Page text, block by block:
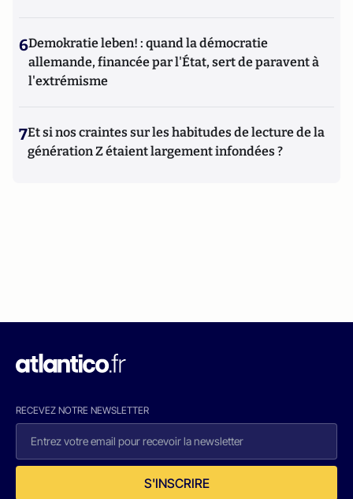
6Demokratie leben! : quand la démocratie
allemande, financée par l'État, sert de paravent à
l'extrémisme
7Et si nos craintes sur les habitudes de lecture de la
génération Z étaient largement infondées ?
RECEVEZ NOTRE NEWSLETTER
S'INSCRIRE